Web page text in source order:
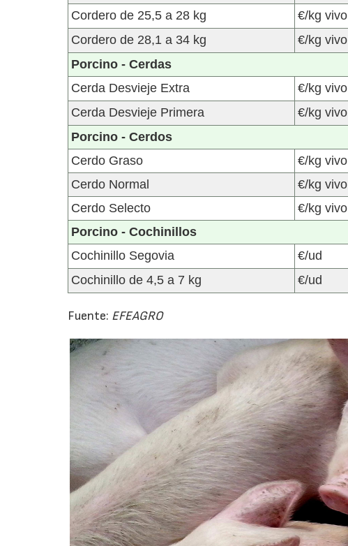
Cordero de 25,5 a 28 kg
€/kg vivo
Cordero de 28,1 a 34 kg
€/kg vivo
Porcino - Cerdas
Cerda Desvieje Extra
€/kg vivo
Cerda Desvieje Primera
€/kg vivo
Porcino - Cerdos
Cerdo Graso
€/kg vivo
Cerdo Normal
€/kg vivo
Cerdo Selecto
€/kg vivo
Porcino - Cochinillos
Cochinillo Segovia
€/ud
Cochinillo de 4,5 a 7 kg
€/ud
Fuente: EFEAGRO